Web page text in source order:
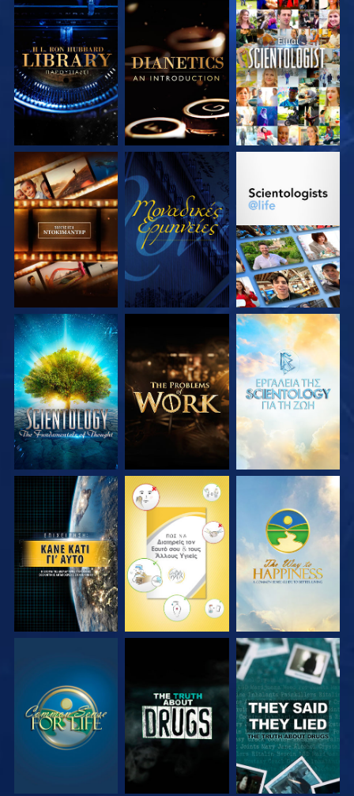
ΕΞΕΡΕΥΝΗΣΤΕ ΤΗ
ΣΕΙΡΑ
ΕΞΕΡΕΥΝΗΣΤΕ ΤΗ
ΣΕΙΡΑ
ΠΑΡΑΚΟΛΟΥΘΗΣΤΕ
ΕΞΕΡΕΥΝΗΣΤΕ ΤΗ
ΣΕΙΡΑ
ΠΑΡΑΚΟΛΟΥΘΗΣΤΕ
ΕΞΕΡΕΥΝΗΣΤΕ ΤΗ
ΕΞΕΡΕΥΝΗΣΤΕ ΤΗ
ΣΕΙΡΑ
ΕΞΕΡΕΥΝΗΣΤΕ ΤΗ
ΣΕΙΡΑ
ΕΞΕΡΕΥΝΗΣΤΕ ΤΗ
ΣΕΙΡΑ
ΠΑΡΑΚΟΛΟΥΘΗΣΤΕ ΠΑΡΑΚΟΛΟΥΘΗΣΤΕ ΠΑΡΑΚΟΛΟΥΘΗΣΤΕ
ΠΑΡΑΚΟΛΟΥΘΗΣΤΕ ΠΑΡΑΚΟΛΟΥΘΗΣΤΕ ΠΑΡΑΚΟΛΟΥΘΗΣΤΕ